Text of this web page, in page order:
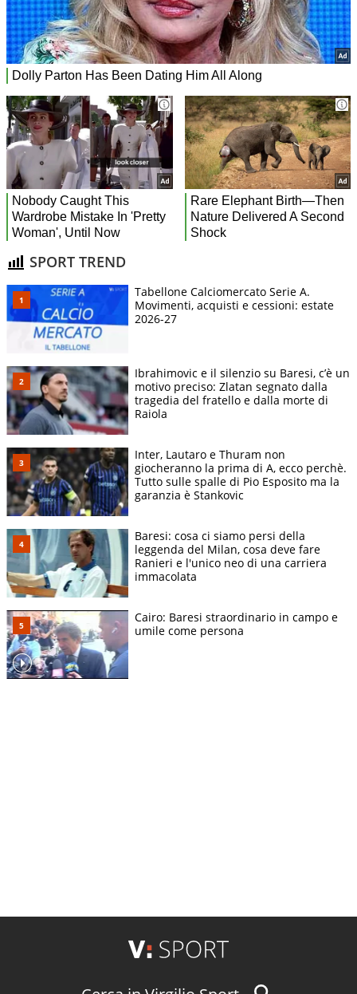
SPORT TREND
Tabellone Calciomercato Serie A.
Movimenti, acquisti e cessioni: estate
2026-27
Ibrahimovic e il silenzio su Baresi, c’è un
motivo preciso: Zlatan segnato dalla
tragedia del fratello e dalla morte di
Raiola
Inter, Lautaro e Thuram non
giocheranno la prima di A, ecco perchè.
Tutto sulle spalle di Pio Esposito ma la
garanzia è Stankovic
Baresi: cosa ci siamo persi della
leggenda del Milan, cosa deve fare
Ranieri e l'unico neo di una carriera
immacolata
Cairo: Baresi straordinario in campo e
umile come persona